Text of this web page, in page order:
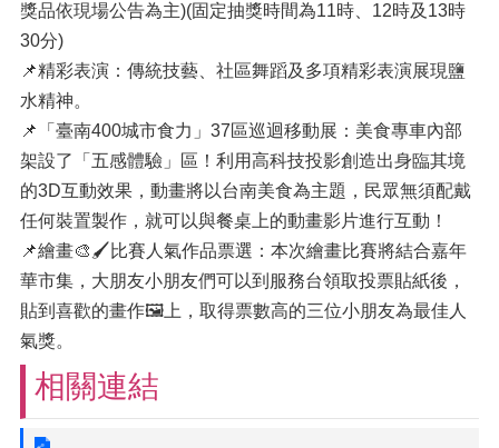
獎品依現場公告為主)(固定抽獎時間為11時、12時及13時
30分)
📌精彩表演：傳統技藝、社區舞蹈及多項精彩表演展現鹽
水精神。
📌「臺南400城市食力」37區巡迴移動展：美食專車內部
架設了「五感體驗」區！利用高科技投影創造出身臨其境
的3D互動效果，動畫將以台南美食為主題，民眾無須配戴
任何裝置製作，就可以與餐桌上的動畫影片進行互動！
📌繪畫🎨🖌️比賽人氣作品票選：本次繪畫比賽將結合嘉年
華市集，大朋友小朋友們可以到服務台領取投票貼紙後，
貼到喜歡的畫作🖼️上，取得票數高的三位小朋友為最佳人
氣獎。
相關連結